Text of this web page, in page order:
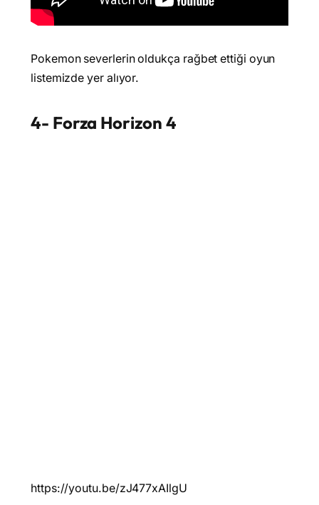
Pokemon severlerin oldukça rağbet ettiği oyun
listemizde yer alıyor.
4- Forza Horizon 4
https://youtu.be/zJ477xAIlgU